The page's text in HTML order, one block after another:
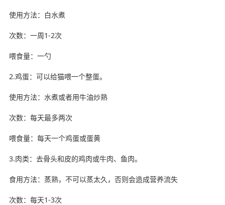
使用方法：白水煮
次数：一周1-2次
喂食量：一勺
2.鸡蛋：可以给猫喂一个整蛋。
使用方法：水煮或者用牛油炒熟
次数：每天最多两次
喂食量：每天一个鸡蛋或蛋黄
3.肉类：去骨头和皮的鸡肉或牛肉、鱼肉。
食用方法：蒸熟，不可以蒸太久，否则会造成营养流失
次数：每天1-3次